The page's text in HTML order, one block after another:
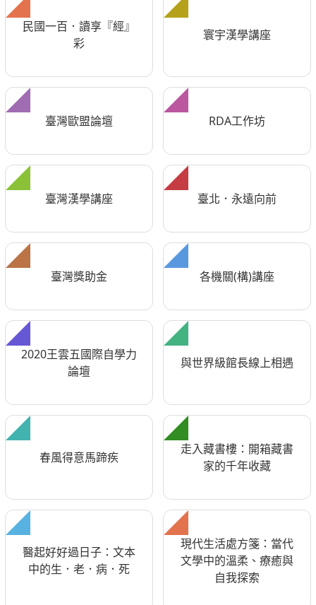
民國一百．讀享『經』
彩
寰宇漢學講座
臺灣歐盟論壇 RDA工作坊
臺灣漢學講座 臺北．永遠向前
臺灣獎助金 各機關(構)講座
2020王雲五國際自學力
論壇
與世界級館長線上相遇
春風得意馬蹄疾
走入藏書樓：開箱藏書
家的千年收藏
醫起好好過日子：文本
中的生．老．病．死
現代生活處方箋：當代
文學中的溫柔、療癒與
自我探索